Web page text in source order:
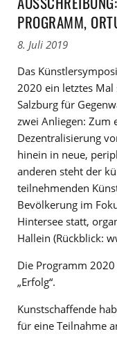
PROGRAMM,
8. Juli 2019
Das
2020 ein letztes Mal
Salzburg für
zwei Anliegen: Zum
Dezentralisierung
hinein in neue,
anderen steht der
teilnehmenden
Bevölkerung im
Hintersee statt,
Hallein (Rückblick:
Die Programm
„Erfolg“.
Kunstschaffende
für eine Teilnahme